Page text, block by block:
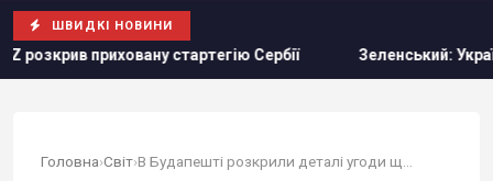
ШВИДКІ НОВИНИ
стартегію Сербії Зеленський: Українська
Головна›Світ›